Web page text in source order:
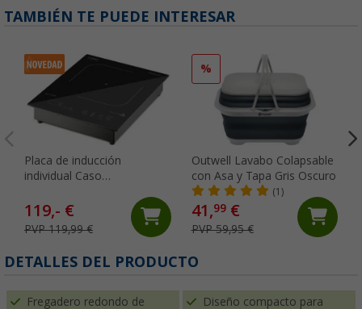
TAMBIÉN TE PUEDE INTERESAR
Placa de inducción
individual Caso
empotrar o instalar de
forma independiente, 2100
W
119,- €
PVP 119,99 €
%
Outwell Lavabo Colapsable
con Asa y Tapa Gris Oscuro
(1)
41,99€
PVP 59,95 €
DETALLES DEL PRODUCTO
Fregadero redondo de
Diseño compacto para